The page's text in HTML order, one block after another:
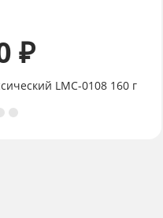
₽
LMC-0108 160 г